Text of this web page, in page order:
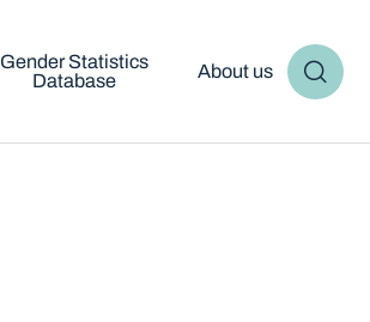
Gender Statistics
Database
About us